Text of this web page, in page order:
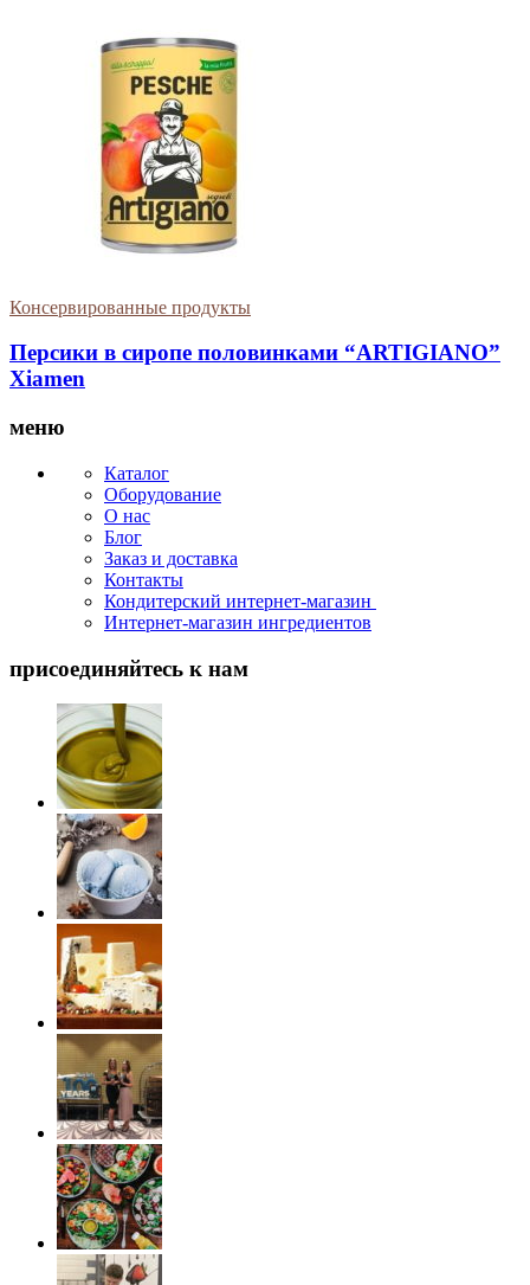
Консервированные продукты
Персики в сиропе половинками “ARTIGIANO”
Xiamen
меню
Каталог
Оборудование
О нас
Блог
Заказ и доставка
Контакты
Кондитерский интернет-магазин
Интернет-магазин ингредиентов
присоединяйтесь к нам